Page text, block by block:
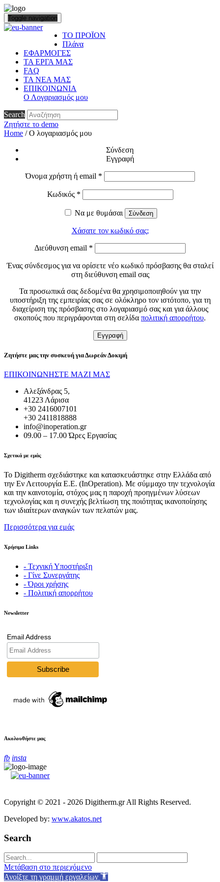
Toggle navigation
ΤΟ ΠΡΟΪΟΝ
Πλάνα
ΕΦΑΡΜΟΓΕΣ
ΤΑ ΕΡΓΑ ΜΑΣ
FAQ
ΤΑ ΝΕΑ ΜΑΣ
ΕΠΙΚΟΙΝΩΝΙΑ
Ο Λογαριασμός μου
Search
Ζητήστε το demo
Home / Ο λογαριασμός μου
Σύνδεση
Εγγραφή
Όνομα χρήστη ή email *Απαιτείται
Κωδικός *Απαιτείται
Να με θυμάσαι Σύνδεση
Χάσατε τον κωδικό σας;
Διεύθυνση email *
Ένας σύνδεσμος για να ορίσετε νέο κωδικό πρόσβασης θα σταλεί
στη διεύθυνση email σας
Τα προσωπικά σας δεδομένα θα χρησιμοποιηθούν για την
υποστήριξη της εμπειρίας σας σε ολόκληρο τον ιστότοπο, για τη
διαχείριση της πρόσβασης στο λογαριασμό σας και για άλλους
σκοπούς που περιγράφονται στη σελίδα πολιτική απορρήτου.
Εγγραφή
Ζητήστε μας την συσκευή γιαΔωρεάν Δοκιμή
ΕΠΙΚΟΙΝΩΝΗΣΤΕ ΜΑΖΙ ΜΑΣ
Αλεξάνδρας 5,
41223 Λάρισα
+30 2416007101
+30 2411818888
info@inoperation.gr
09.00 – 17.00 Ώρες Εργασίας
Σχετικά με εμάς
Το Digitherm σχεδιάστηκε και κατασκευάστηκε στην Ελλάδα από
την Εν Λειτουργία Ε.Ε. (InOperation). Με σύμμαχο την τεχνολογία
και την καινοτομία, στόχος μας η παροχή προηγμένων λύσεων
τεχνολογίας και η συνεχής βελτίωση της ποιότητας ικανοποίησης
των ιδιαίτερων αναγκών των πελατών μας.
Περισσότερα για εμάς
Χρήσιμα Links
- Τεχνική Υποστήριξη
- Γίνε Συνεργάτης
- Όροι χρήσης
- Πολιτική απορρήτου
Newsletter
Email Address
Ακολουθήστε μας
fb insta
Copyright © 2021 - 2026 Digitherm.gr All Rights Reserved.
Developed by: www.akatos.net
Search
Μετάβαση στο περιεχόμενο
Ανοίξτε τη γραμμή εργαλείων